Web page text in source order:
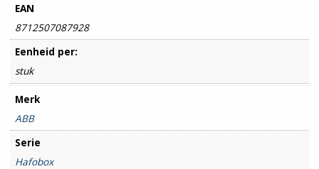
EAN
8712507087928
Eenheid per:
stuk
Merk
ABB
Serie
Hafobox